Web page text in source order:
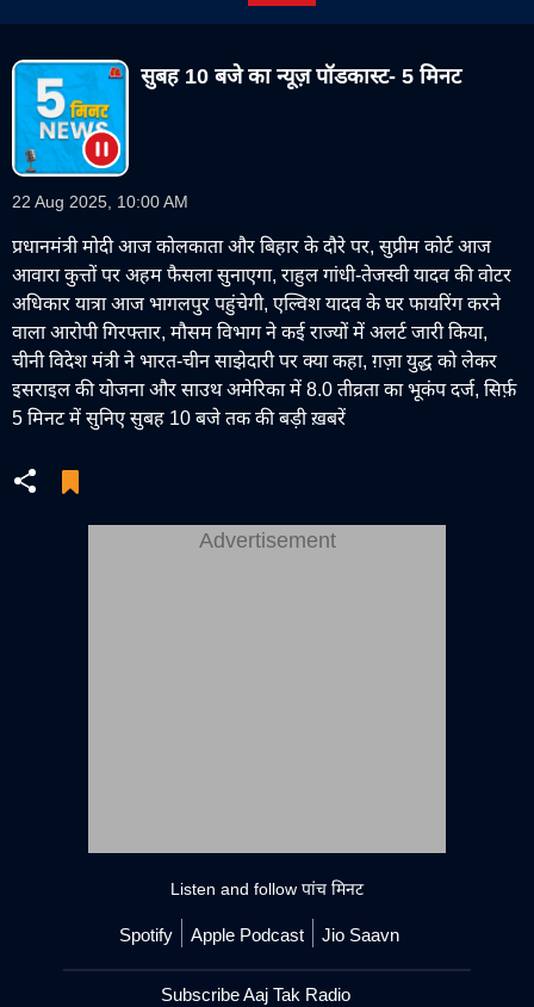
सुबह 10 बजे का न्यूज़ पॉडकास्ट- 5 मिनट
22 Aug 2025, 10:00 AM
प्रधानमंत्री मोदी आज कोलकाता और बिहार के दौरे पर, सुप्रीम कोर्ट आज
आवारा कुत्तों पर अहम फैसला सुनाएगा, राहुल गांधी-तेजस्वी यादव की वोटर
अधिकार यात्रा आज भागलपुर पहुंचेगी, एल्विश यादव के घर फायरिंग करने
वाला आरोपी गिरफ्तार, मौसम विभाग ने कई राज्यों में अलर्ट जारी किया,
चीनी विदेश मंत्री ने भारत-चीन साझेदारी पर क्या कहा, ग़ज़ा युद्ध को लेकर
इसराइल की योजना और साउथ अमेरिका में 8.0 तीव्रता का भूकंप दर्ज, सिर्फ़
5 मिनट में सुनिए सुबह 10 बजे तक की बड़ी ख़बरें
Advertisement
Listen and follow पांच मिनट
Spotify Apple Podcast Jio Saavn
Subscribe Aaj Tak Radio